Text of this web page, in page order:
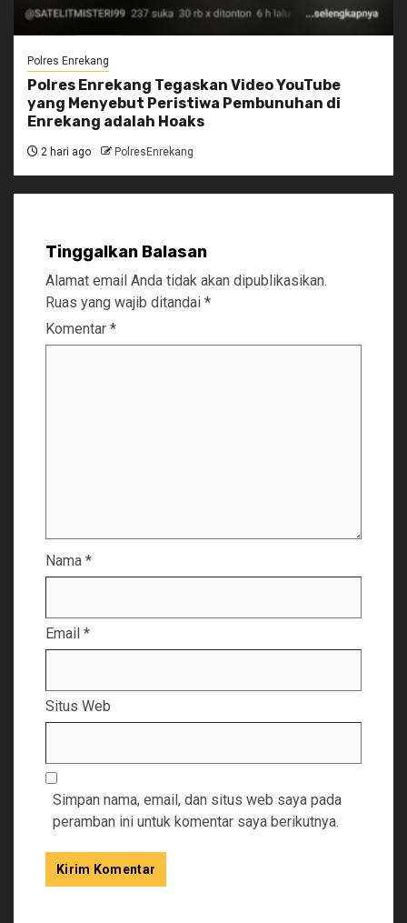
Polres Enrekang
Polres Enrekang Tegaskan Video YouTube
yang Menyebut Peristiwa Pembunuhan di
Enrekang adalah Hoaks
2 hari ago PolresEnrekang
Tinggalkan Balasan
Alamat email Anda tidak akan dipublikasikan.
Ruas yang wajib ditandai *
Komentar *
Nama *
Email *
Situs Web
Simpan nama, email, dan situs web saya pada
peramban ini untuk komentar saya berikutnya.